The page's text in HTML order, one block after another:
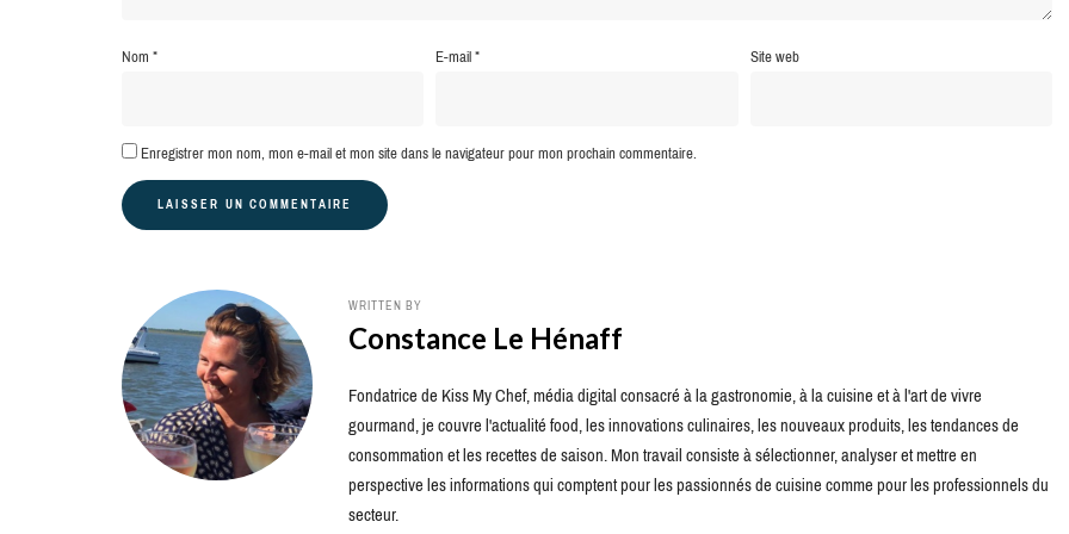
Nom* E-mail* Site web
Enregistrer mon nom, mon e-mail et mon site dans le navigateur pour mon prochain commentaire.
WRITTEN BY
Constance Le Hénaff
Fondatrice de Kiss My Chef, média digital consacré à la gastronomie, à la cuisine et à l'art de vivre
gourmand, je couvre l'actualité food, les innovations culinaires, les nouveaux produits, les tendances de
consommation et les recettes de saison. Mon travail consiste à sélectionner, analyser et mettre en
perspective les informations qui comptent pour les passionnés de cuisine comme pour les professionnels du
secteur.